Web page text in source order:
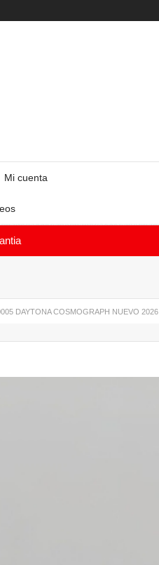
Mi cuenta
DAYTONA COSMOGRAPH NUEVO 2026